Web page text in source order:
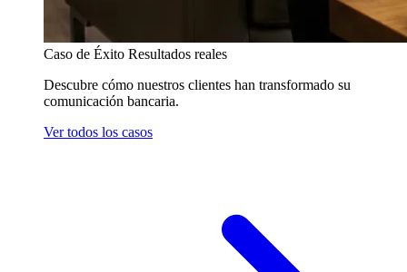
Caso de Éxito Resultados reales
Descubre cómo nuestros clientes han transformado su
comunicación bancaria.
Ver todos los casos